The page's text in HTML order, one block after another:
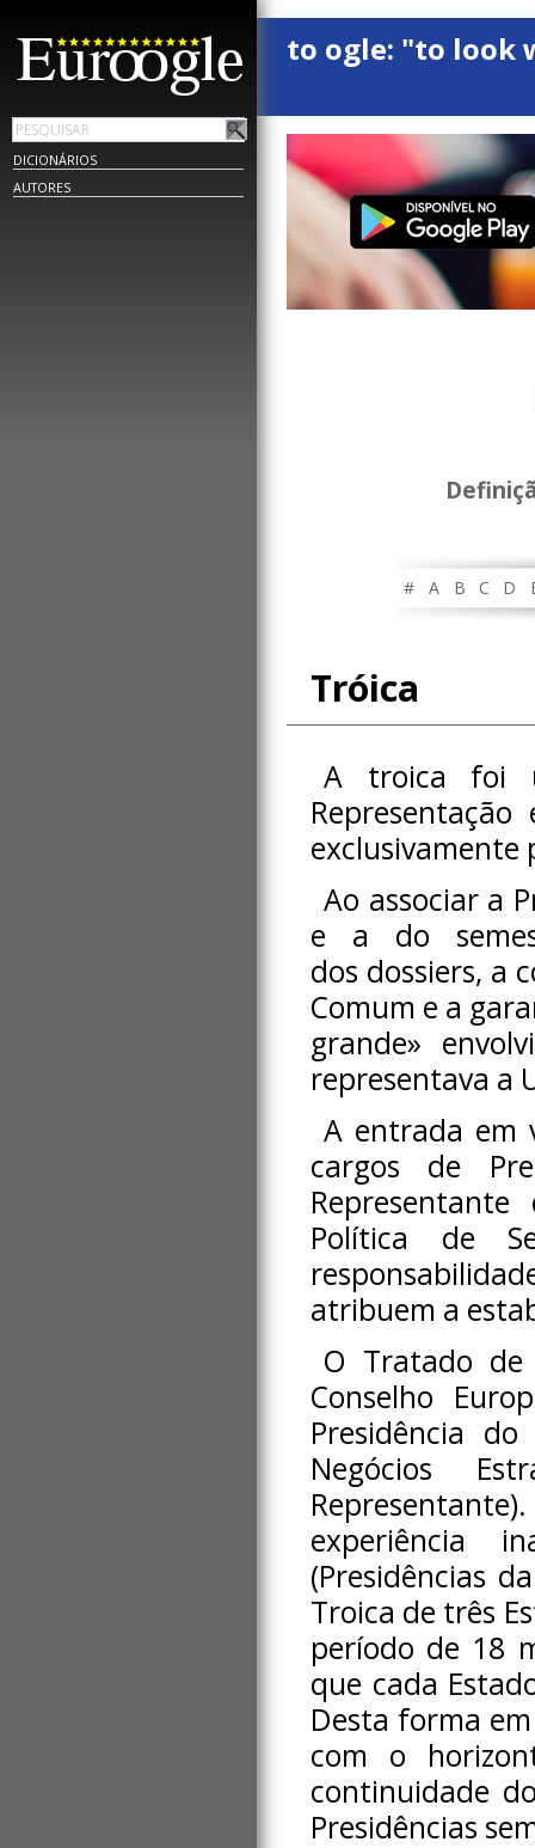
DICIONÁRIOS
AUTORES
to ogle: "to look
# A B C D
Tróica
A troica foi
exclusivamente
Ao associar a
e a do
dos dossiers, a
Comum e a
grande»
representava a
A entrada em
cargos de
Política de
atribuem a
O Tratado de
Conselho
Presidência
Negócios
experiência
(Presidências
Troica de três
período de 18
que cada
Desta forma
com o
continuidade
Presidências